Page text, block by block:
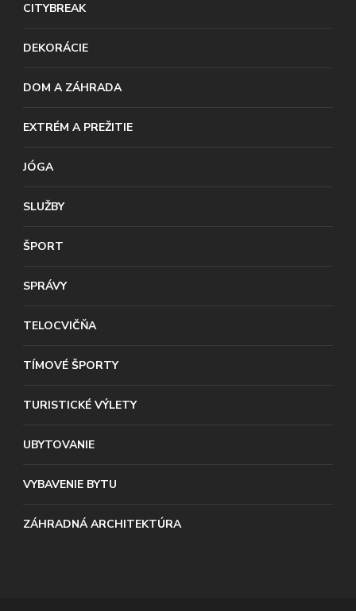
CITYBREAK
DEKORÁCIE
DOM A ZÁHRADA
EXTRÉM A PREŽITIE
JÓGA
SLUŽBY
ŠPORT
SPRÁVY
TELOCVIČŇA
TÍMOVÉ ŠPORTY
TURISTICKÉ VÝLETY
UBYTOVANIE
VYBAVENIE BYTU
ZÁHRADNÁ ARCHITEKTÚRA